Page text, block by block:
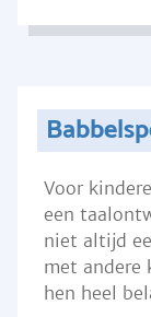
Voor
een
niet altijd
met andere
hen heel